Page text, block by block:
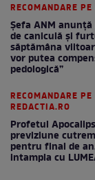
RECOMANDARE
Șefa ANM
de caniculă și
săptămâna
vor putea
pedologică”
RECOMANDARE PE
REDACTIA.RO
Profetul
previziune
pentru final de
intampla cu